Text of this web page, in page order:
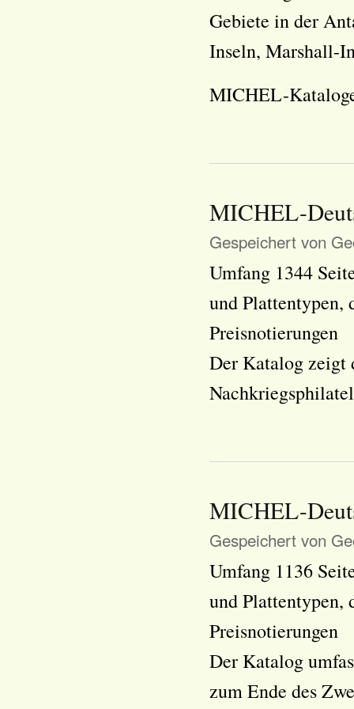
Gebiete in der
Inseln, Marshall-
MICHEL-
MICHEL-
Gespeichert von
Umfang 1344
und Plattentypen,
Preisnotierungen
Der Katalog zeigt
MICHEL-
Gespeichert von
Umfang 1136
und Plattentypen,
Preisnotierungen
Der Katalog
zum Ende des